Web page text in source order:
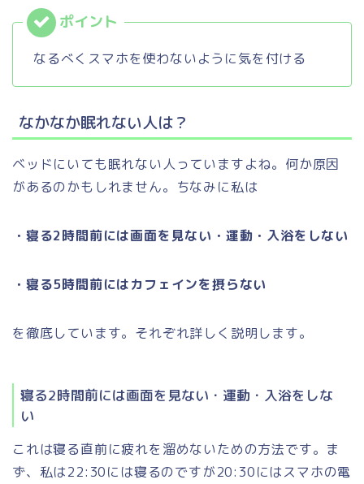
なるべくスマホを使わないように気を付ける
なかなか眠れない人は？
ベッドにいても眠れない人っていますよね。何か原因
があるのかもしれません。ちなみに私は
・寝る2時間前には画面を見ない・運動・入浴をしない
・寝る5時間前にはカフェインを摂らない
を徹底しています。それぞれ詳しく説明します。
寝る2時間前には画面を見ない・運動・入浴をしな
い
これは寝る直前に疲れを溜めないための方法です。ま
ず、私は22:30には寝るのですが20:30にはスマホの電